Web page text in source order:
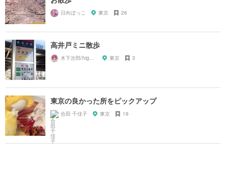
日向ぼっこ 東京 26
高井戸ミニ散歩
東京 3
東京の良かった所をピックアップ
合田 千佳子 東京 19